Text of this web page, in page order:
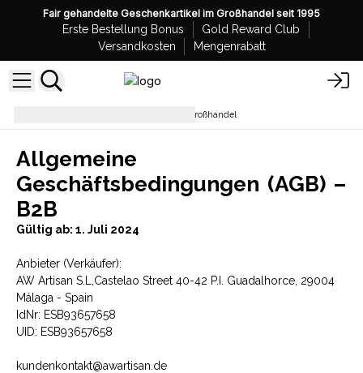
Fair gehandelte Geschenkartikel im Großhandel seit 1995
Erste Bestellung Bonus
Gold Reward Club
Versandkosten
Mengenrabatt
AGB's AW Artisan - Experten im Großhandel
Allgemeine
Geschäftsbedingungen (AGB) –
B2B
Gültig ab: 1. Juli 2024
Anbieter (Verkäufer):
AW Artisan S.L,Castelao Street 40-42 P.I. Guadalhorce, 29004
Málaga - Spain
IdNr: ESB93657658
UID: ESB93657658
kundenkontakt@awartisan.de